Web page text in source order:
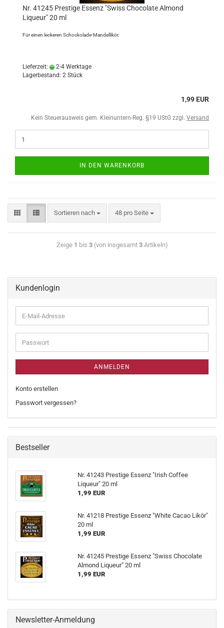
Nr. 41245 Prestige Essenz "Swiss Chocolate Almond
Liqueur" 20 ml
Für einen leckeren Schockolade-Mandellikör.
Lieferzeit:
2-4 Werktage
Lagerbestand: 2 Stück
1,99 EUR
Kein Steuerausweis gem. Kleinuntern-Reg. §19 UStG zzgl. Versand
IN DEN WARENKORB
Sortieren nach 48 pro Seite
Zeige 1 bis 3(von insgesamt 3Artikeln)
Kundenlogin
ANMELDEN
Konto erstellen
Passwort vergessen?
Bestseller
Nr. 41243 Prestige Essenz "Irish Coffee
Liqueur" 20 ml
1,99 EUR
Nr. 41218 Prestige Essenz "White Cacao Likör"
20 ml
1,99 EUR
Nr. 41245 Prestige Essenz "Swiss Chocolate
Almond Liqueur" 20 ml
1,99 EUR
Newsletter-Anmeldung